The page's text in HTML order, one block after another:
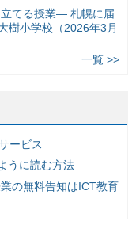
てる授業— 札幌に届
樹小学校（2026年3月
一覧 >>
ービス
うに読む方法
の無料告知はICT教育